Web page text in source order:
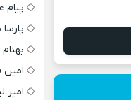
پیام
امین
امیر